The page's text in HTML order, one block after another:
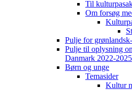
Til
Om forsøg
Pulje for
Pulje til oplysning
Danmark 2022-2025
Børn og unge
Temasider
Kultur